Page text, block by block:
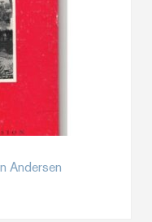
Andersen